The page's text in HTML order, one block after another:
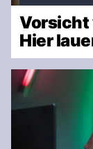
Vorsicht
Hier